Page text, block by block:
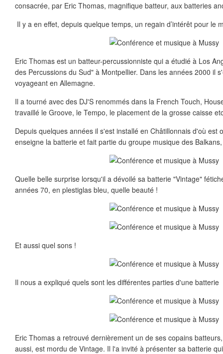
consacrée, par Eric Thomas, magnifique batteur, aux batteries
Il y a en effet, depuis quelque temps, un regain d’intérêt pour le
Eric Thomas est un batteur-percussionniste qui a étudié à Los
des Percussions du Sud" à Montpellier. Dans les années 2000 il
voyageant en Allemagne.
Il a tourné avec des DJ'S renommés dans la French Touch,
travaillé le Groove, le Tempo, le placement de la grosse caisse
Depuis quelques années il s'est installé en Châtillonnais d'où est
enseigne la batterie et fait partie du groupe musique des
Quelle belle surprise lorsqu'il a dévoilé sa batterie "Vintage"
années 70, en plestiglas bleu, quelle beauté !
Et aussi quel sons !
Il nous a expliqué quels sont les différentes parties d'une batterie
Eric Thomas a retrouvé dernièrement un de ses copains
aussi, est mordu de Vintage. Il l'a invité à présenter sa batterie